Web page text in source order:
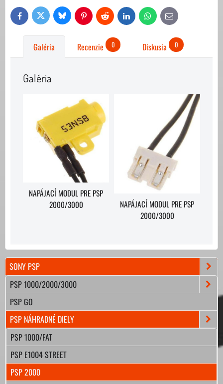
FacebookTwitter Bluesky PinterestReddit LinkedIn WhatsAppE-
mail
Galéria Recenzie 0 Diskusia 0
Galéria
NAPÁJACÍ MODUL PRE PSP
2000/3000
NAPÁJACÍ MODUL PRE PSP
2000/3000
SONY PSP
PSP 1000/2000/3000
PSP GO
PSP NÁHRADNÉ DIELY
PSP 1000/FAT
PSP E1004 STREET
PSP 2000